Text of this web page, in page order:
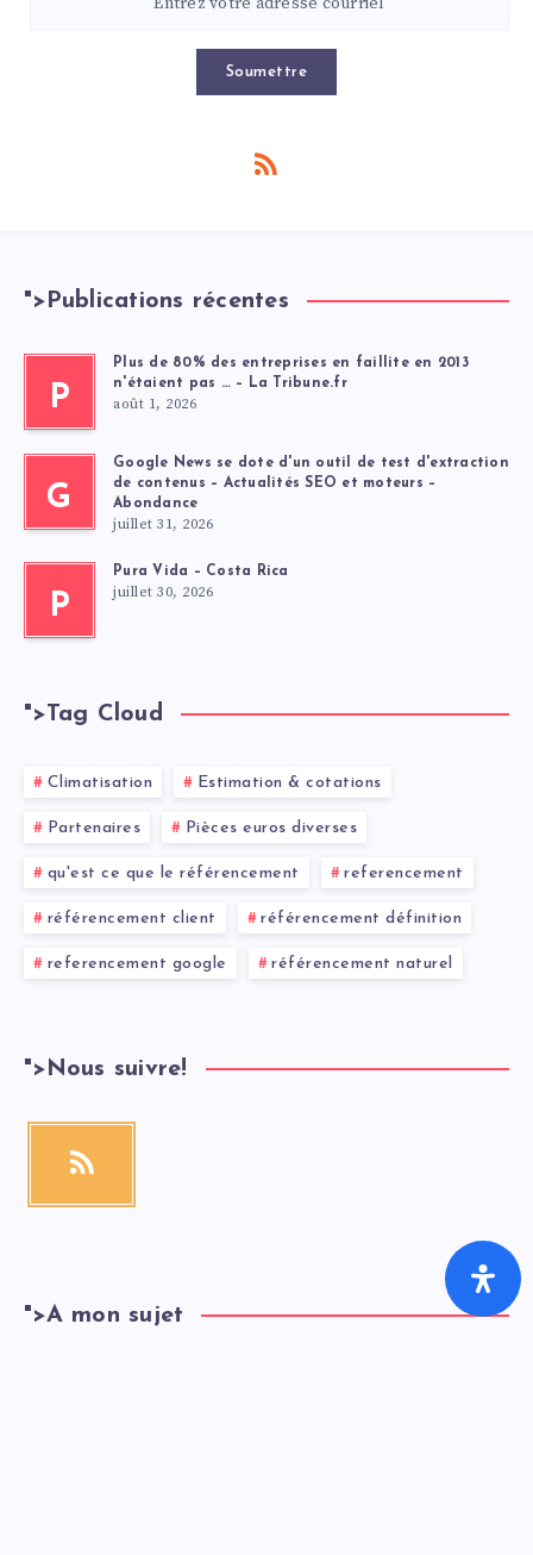
Soumettre
"> Publications récentes
P
Plus de 80% des entreprises en faillite en 2013
n'étaient pas … – La Tribune.fr
août 1, 2026
G
Google News se dote d'un outil de test d'extraction
de contenus – Actualités SEO et moteurs –
Abondance
juillet 31, 2026
P
Pura Vida – Costa Rica
juillet 30, 2026
">Tag Cloud
Climatisation Estimation & cotations
Partenaires Pièces euros diverses
qu'est ce que le référencement referencement
référencement client référencement définition
referencement google référencement naturel
"> Nous suivre!
">A mon sujet